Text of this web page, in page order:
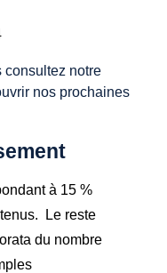
consultez notre
nos prochaines
à 15 %
Le reste
du nombre